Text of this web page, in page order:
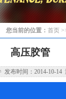
您当前的位置： 首页
高压胶管
发布时间：2014-10-14